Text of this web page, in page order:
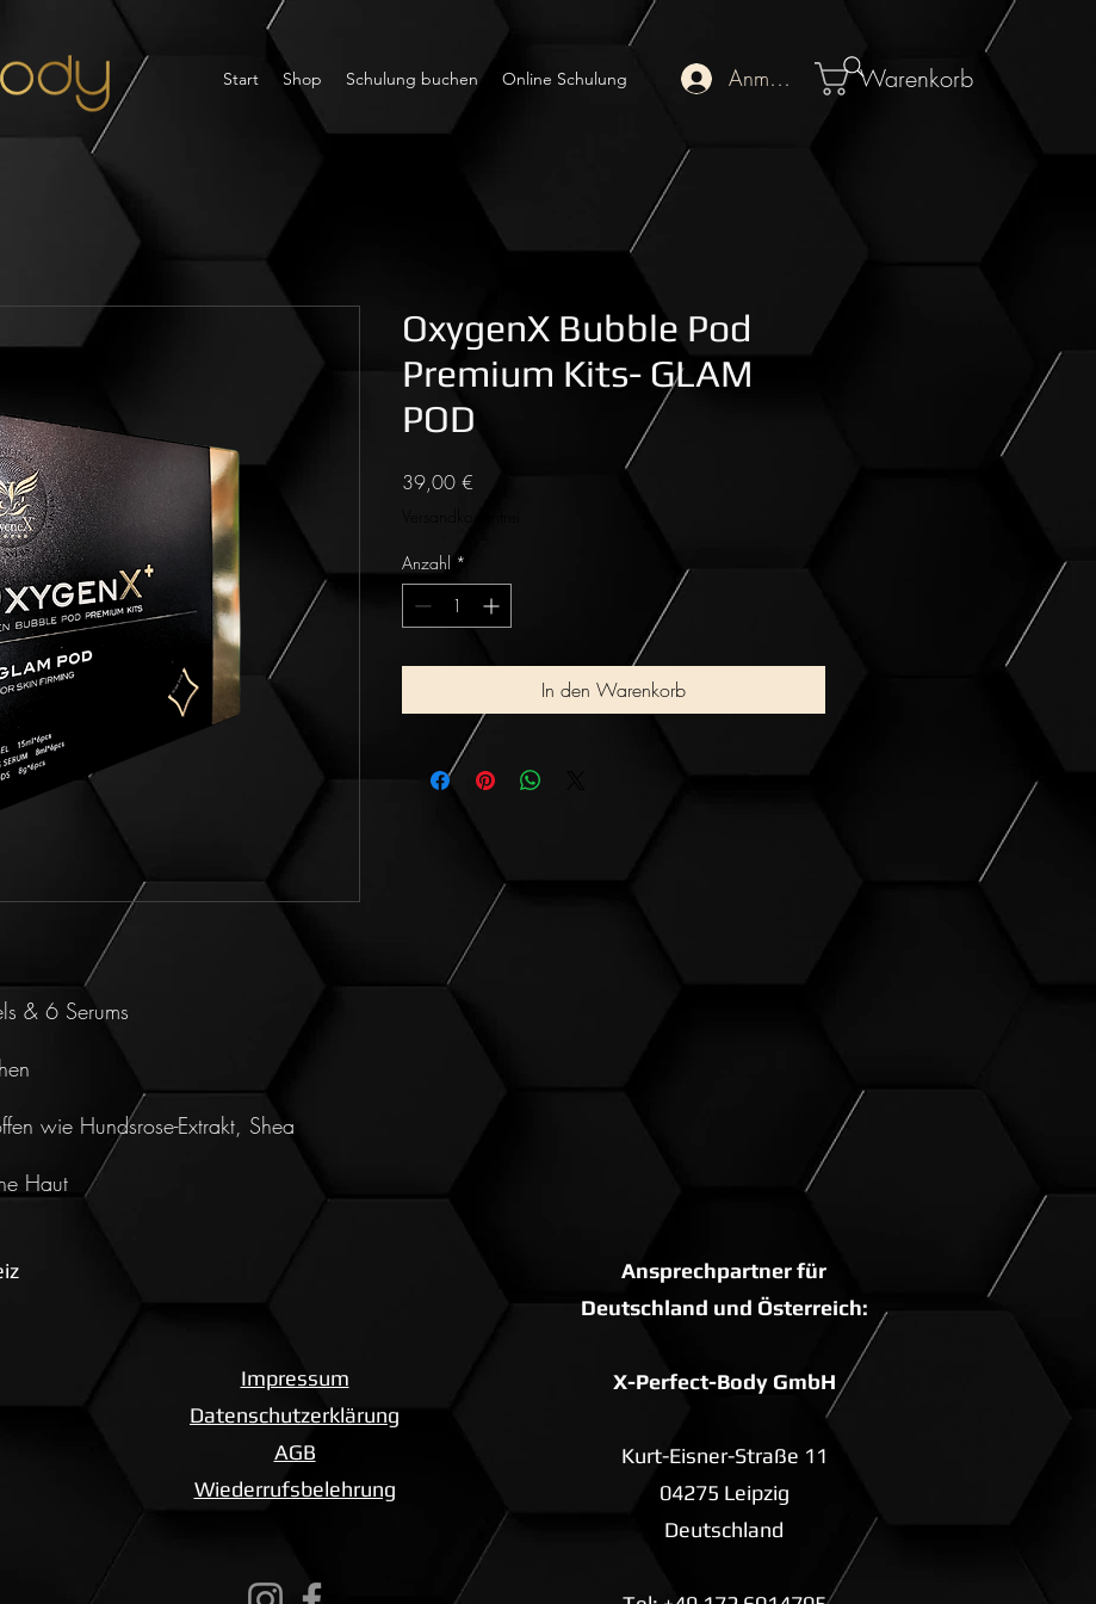
Start Shop Schulung buchen Online Schulung Anmelden Warenkorb
& 6 Serums
wie Hundsrose-Extrakt, Shea
Haut
OxygenX Bubble Pod
Premium Kits- GLAM
POD
39,00 €
Anzahl *
In den Warenkorb
Impressum
Datenschutzerklärung
AGB
Wiederrufsbelehrung
Ansprechpartner für
Deutschland und Österreich:
X-Perfect-Body GmbH
Kurt-Eisner-Straße 11
04275 Leipzig
Deutschland